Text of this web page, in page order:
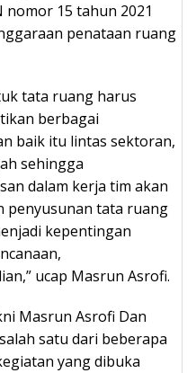
15 tahun 2021
penataan ruang
tata ruang harus
berbagai
baik itu lintas sektoran,
sehingga
dalam kerja tim akan
penyusunan tata ruang
kepentingan
ucap Masrun Asrofi.
Masrun Asrofi Dan
satu dari beberapa
yang dibuka